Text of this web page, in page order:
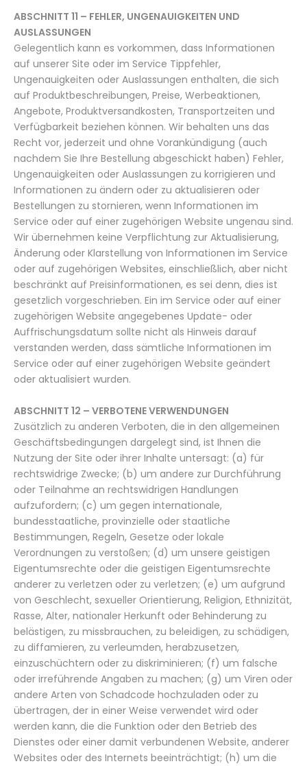
ABSCHNITT 11 – FEHLER, UNGENAUIGKEITEN UND
AUSLASSUNGEN
Gelegentlich kann es vorkommen, dass Informationen
auf unserer Site oder im Service Tippfehler,
Ungenauigkeiten oder Auslassungen enthalten, die sich
auf Produktbeschreibungen, Preise, Werbeaktionen,
Angebote, Produktversandkosten, Transportzeiten und
Verfügbarkeit beziehen können. Wir behalten uns das
Recht vor, jederzeit und ohne Vorankündigung (auch
nachdem Sie Ihre Bestellung abgeschickt haben) Fehler,
Ungenauigkeiten oder Auslassungen zu korrigieren und
Informationen zu ändern oder zu aktualisieren oder
Bestellungen zu stornieren, wenn Informationen im
Service oder auf einer zugehörigen Website ungenau sind.
Wir übernehmen keine Verpflichtung zur Aktualisierung,
Änderung oder Klarstellung von Informationen im Service
oder auf zugehörigen Websites, einschließlich, aber nicht
beschränkt auf Preisinformationen, es sei denn, dies ist
gesetzlich vorgeschrieben. Ein im Service oder auf einer
zugehörigen Website angegebenes Update- oder
Auffrischungsdatum sollte nicht als Hinweis darauf
verstanden werden, dass sämtliche Informationen im
Service oder auf einer zugehörigen Website geändert
oder aktualisiert wurden.
ABSCHNITT 12 – VERBOTENE VERWENDUNGEN
Zusätzlich zu anderen Verboten, die in den allgemeinen
Geschäftsbedingungen dargelegt sind, ist Ihnen die
Nutzung der Site oder ihrer Inhalte untersagt: (a) für
rechtswidrige Zwecke; (b) um andere zur Durchführung
oder Teilnahme an rechtswidrigen Handlungen
aufzufordern; (c) um gegen internationale,
bundesstaatliche, provinzielle oder staatliche
Bestimmungen, Regeln, Gesetze oder lokale
Verordnungen zu verstoßen; (d) um unsere geistigen
Eigentumsrechte oder die geistigen Eigentumsrechte
anderer zu verletzen oder zu verletzen; (e) um aufgrund
von Geschlecht, sexueller Orientierung, Religion, Ethnizität,
Rasse, Alter, nationaler Herkunft oder Behinderung zu
belästigen, zu missbrauchen, zu beleidigen, zu schädigen,
zu diffamieren, zu verleumden, herabzusetzen,
einzuschüchtern oder zu diskriminieren; (f) um falsche
oder irreführende Angaben zu machen; (g) um Viren oder
andere Arten von Schadcode hochzuladen oder zu
übertragen, der in einer Weise verwendet wird oder
werden kann, die die Funktion oder den Betrieb des
Dienstes oder einer damit verbundenen Website, anderer
Websites oder des Internets beeinträchtigt; (h) um die